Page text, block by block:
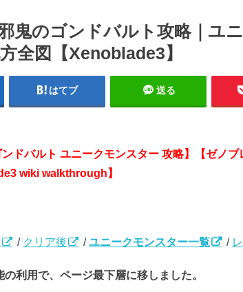
鬼のゴンドバルト攻略｜ユ
全図【Xenoblade3】
はてブ 送る
ドバルト ユニークモンスター 攻略】【ゼノブ
wiki walkthrough】
/ クリア後 /ユニークモンスター一覧 /
利用で、ページ最下層に移しました。